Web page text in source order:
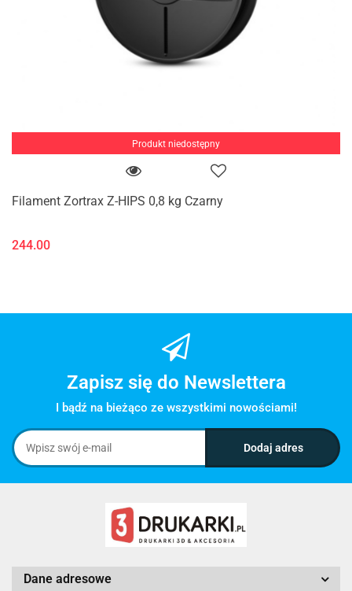
Produkt niedostępny
Filament Zortrax Z-HIPS 0,8 kg Czarny
244.00
Zapisz się do Newslettera
I bądź na bieżąco ze wszystkimi nowościami!
Dane adresowe